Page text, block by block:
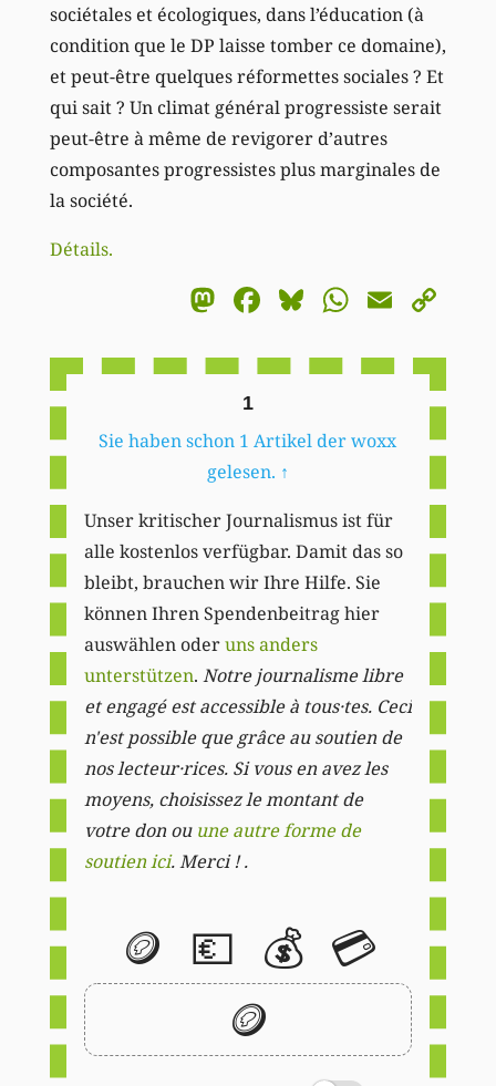
sociétales et écologiques, dans l’éducation (à
condition que le DP laisse tomber ce domaine),
et peut-être quelques réformettes sociales ? Et
qui sait ? Un climat général progressiste serait
peut-être à même de revigorer d’autres
composantes progressistes plus marginales de
la société.
Détails.
Mastodon
Facebook
BlueskyEmail
1
Sie haben schon 1 Artikel der woxx
gelesen. ↑
Unser kritischer Journalismus ist für
alle kostenlos verfügbar. Damit das so
bleibt, brauchen wir Ihre Hilfe. Sie
können Ihren Spendenbeitrag hier
auswählen oderuns anders
unterstützen. Notre journalisme libre
et engagé est accessible à tous·tes. Ceci
n'est possible que grâce au soutien de
nos lecteur·rices. Si vous en avez les
moyens, choisissez le montant de
votre don ou une autre forme de
soutien ici. Merci ! .
🪙 💶 💰 💳
🪙